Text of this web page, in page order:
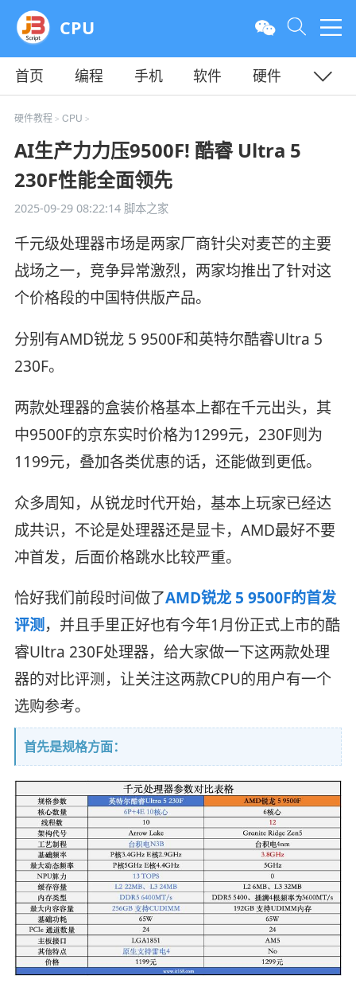
CPU
首页 编程 手机 软件
硬件
教程
平面
硬件教程 > CPU >
AI生产力力压9500F! 酷睿 Ultra 5
230F性能全面领先
2025-09-29 08:22:14脚本之家
千元级处理器市场是两家厂商针尖对麦芒的主要
战场之一，竞争异常激烈，两家均推出了针对这
个价格段的中国特供版产品。
分别有AMD锐龙 5 9500F和英特尔酷睿Ultra 5
230F。
两款处理器的盒装价格基本上都在千元出头，其
中9500F的京东实时价格为1299元，230F则为
1199元，叠加各类优惠的话，还能做到更低。
众多周知，从锐龙时代开始，基本上玩家已经达
成共识，不论是处理器还是显卡，AMD最好不要
冲首发，后面价格跳水比较严重。
恰好我们前段时间做了AMD锐龙 5 9500F的首发
评测，并且手里正好也有今年1月份正式上市的酷
睿Ultra 230F处理器，给大家做一下这两款处理
器的对比评测，让关注这两款CPU的用户有一个
选购参考。
首先是规格方面：